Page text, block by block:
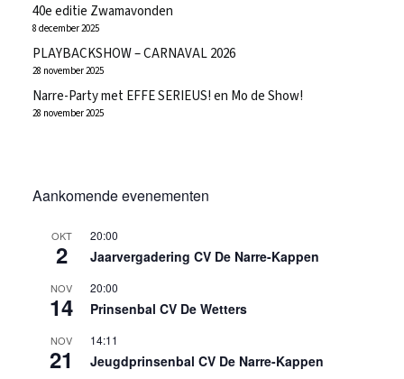
40e editie Zwamavonden
8 december 2025
PLAYBACKSHOW – CARNAVAL 2026
28 november 2025
Narre-Party met EFFE SERIEUS! en Mo de Show!
28 november 2025
Aankomende evenementen
OKT
2
20:00
Jaarvergadering CV De Narre-Kappen
NOV
14
20:00
Prinsenbal CV De Wetters
NOV
21
14:11
Jeugdprinsenbal CV De Narre-Kappen